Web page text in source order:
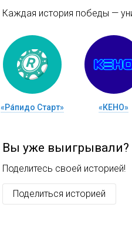
Каждая история победы —
«Ра́пидо Старт» «КЕНО»
Вы уже выигрывали?
Поделитесь своей историей!
Поделиться историей